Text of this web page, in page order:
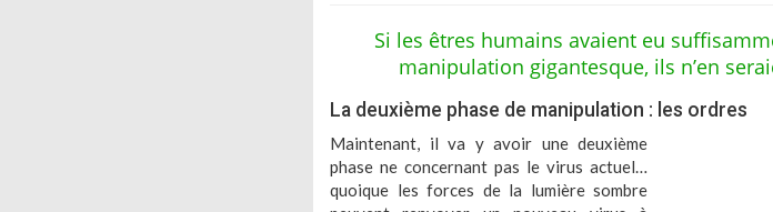
Si les êtres humains avaient eu
manipulation gigantesque, ils n’en
La deuxième phase de manipulation : les ordres
Maintenant, il va y avoir une deuxième
phase ne concernant pas le virus actuel…
quoique les forces de la lumière sombre